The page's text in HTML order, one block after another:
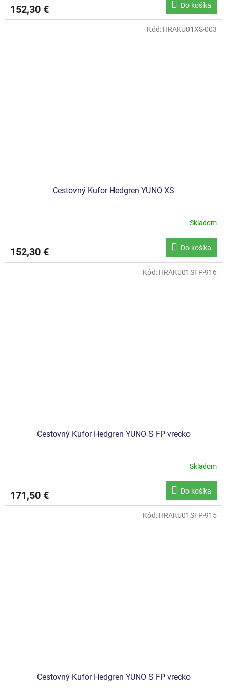
152,30 € Do košíka
Cestovný Kufor Hedgren YUNO XS
Skladom
152,30 € Do košíka
Kód: HRAKU01XS-003
Cestovný Kufor Hedgren YUNO S FP vrecko
Skladom
171,50 € Do košíka
Kód: HRAKU01SFP-916
Cestovný Kufor Hedgren YUNO S FP vrecko
Kód: HRAKU01SFP-915